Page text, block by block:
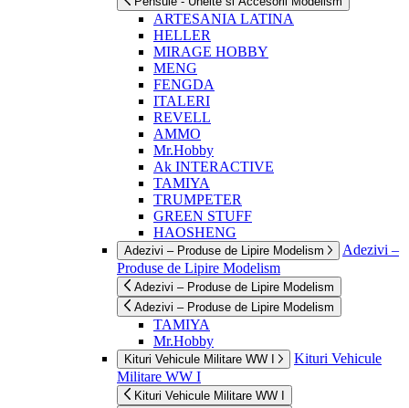
ARTESANIA LATINA
HELLER
MIRAGE HOBBY
MENG
FENGDA
ITALERI
REVELL
AMMO
Mr.Hobby
Ak INTERACTIVE
TAMIYA
TRUMPETER
GREEN STUFF
HAOSHENG
Adezivi – Produse de Lipire Modelism
Adezivi –
Produse de Lipire Modelism
Adezivi – Produse de Lipire Modelism
Adezivi – Produse de Lipire Modelism
TAMIYA
Mr.Hobby
Kituri Vehicule Militare WW I
Kituri Vehicule
Militare WW I
Kituri Vehicule Militare WW I